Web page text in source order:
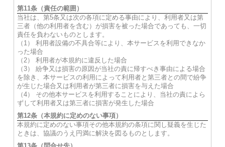
第11条（責任の範囲）
当社は、第5条又は次の各項に定める事由により、利用者又は第
三者（他の利用者を含む）が損害を被った場合であっても、一切
責任を負わないものとします。
（1） 利用者設備の不具合等により、本サービスを利用できなか
った場合
（2） 利用者が本規約に違反した場合
（3） 紛争又は損害の原因が当社の責に帰すべき事由による場合
を除き、本サービスの利用によって利用者と第三者との間で紛争
が生じた場合又は利用者が第三者に損害を与えた場合
（4） その他本サービスを利用することにより、当社の責によら
ずして利用者又は第三者に損害が発生した場合
第12条（本規約に定めのない事項）
本規約に定めのない事項その他本規約の条項に関し疑義を生じた
ときは、協議のうえ円満に解決を図るものとします。